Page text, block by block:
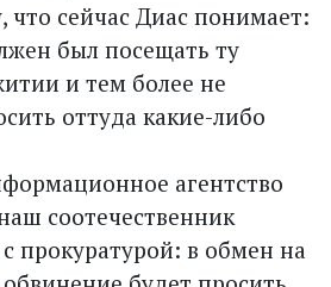
что сейчас Диас понимает:
был посещать ту
и тем более не
оттуда какие-либо
агентство
соотечественник
прокуратурой: в обмен на